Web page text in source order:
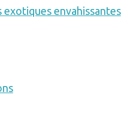
exotiques envahissantes